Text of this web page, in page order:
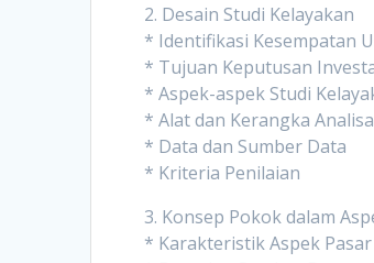
2. Desain Studi Kelayakan
* Identifikasi Kesempatan
* Tujuan Keputusan
* Aspek-aspek Studi
* Alat dan Kerangka Analisa
* Data dan Sumber Data
* Kriteria Penilaian
3. Konsep Pokok dalam
* Karakteristik Aspek Pasar